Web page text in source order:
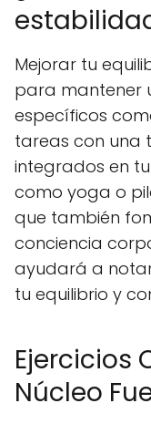
Mejorar tu
para mantener
específicos
tareas con una
integrados en
como yoga o
que también
conciencia
ayudará a
tu equilibrio y
Ejercicios
Núcleo